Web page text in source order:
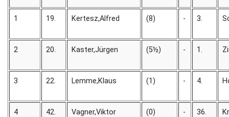
1 19. Kertesz,Alfred (8) - 3.
2 20. Kaster,Jürgen (5½) - 1.
3 22. Lemme,Klaus (1) - 4.
4 42. Vagner,Viktor (0) - 36.